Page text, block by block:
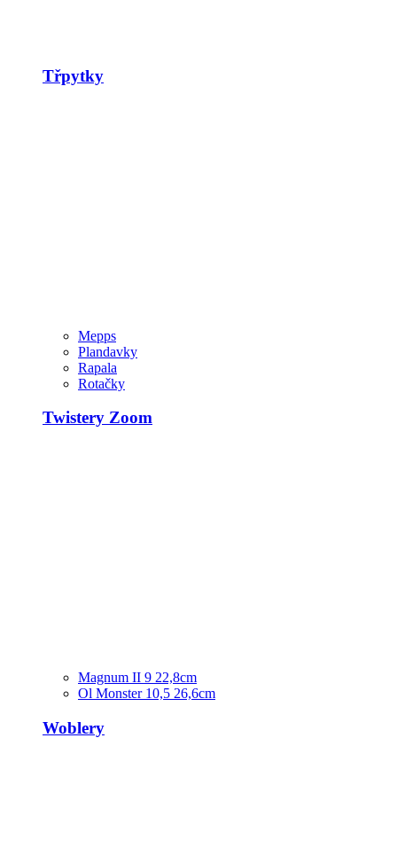
Třpytky
Mepps
Plandavky
Rapala
Rotačky
Twistery Zoom
Magnum II 9 22,8cm
Ol Monster 10,5 26,6cm
Woblery